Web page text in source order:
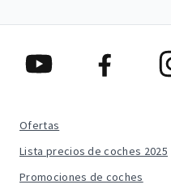
Ofertas
Lista precios de coches 2025
Promociones de coches